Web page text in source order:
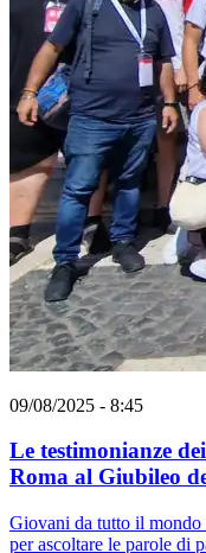
09/08/2025 - 8:45
Le testimonianze
Roma al Giubileo
Giovani da tutto il mondo
per ascoltare le parole di